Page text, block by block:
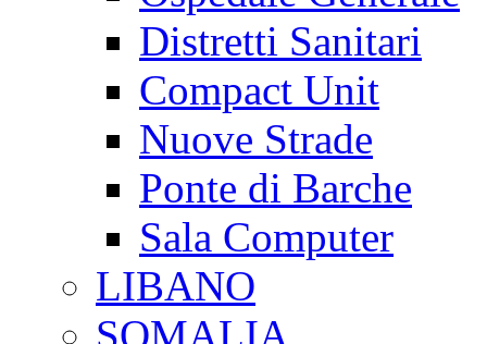
Distretti Sanitari
Compact Unit
Nuove Strade
Ponte di Barche
Sala Computer
LIBANO